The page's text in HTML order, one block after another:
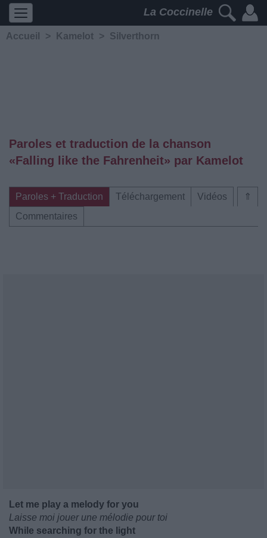
La Coccinelle
Accueil > Kamelot > Silverthorn
Paroles et traduction de la chanson
«Falling like the Fahrenheit» par Kamelot
⇑
Paroles + Traduction Téléchargement
Vidéos
Commentaires
Let me play a melody for you
Laisse moi jouer une mélodie pour toi
While searching for the light